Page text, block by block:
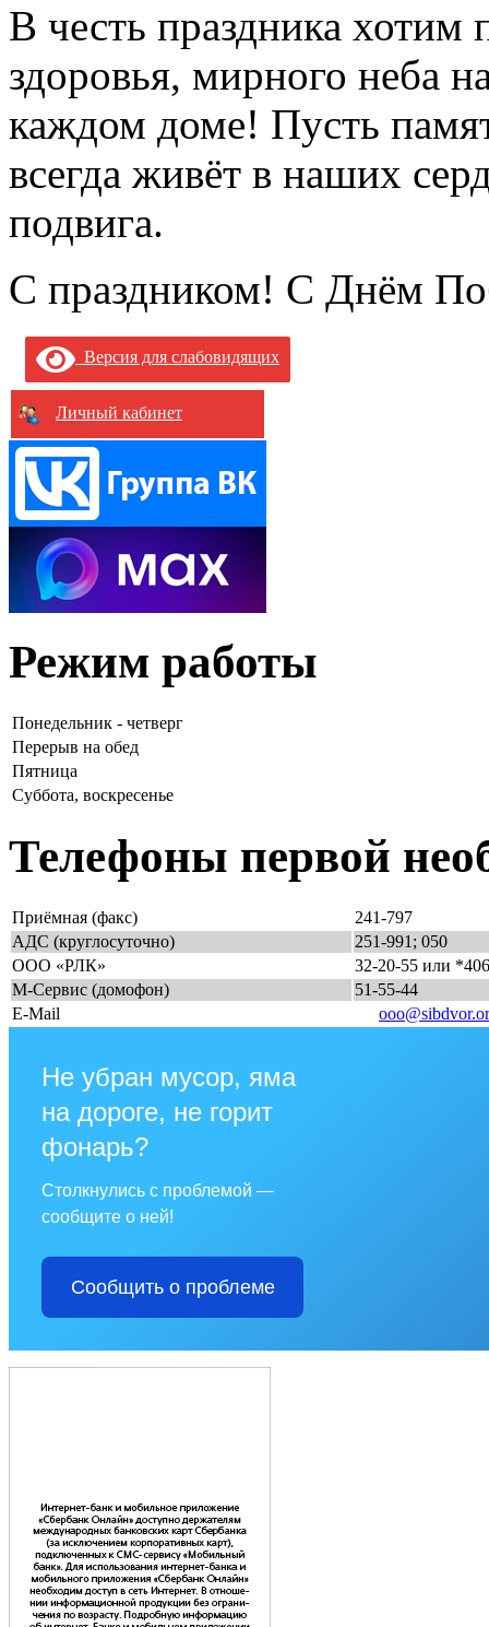
В честь праздника хотим
здоровья, мирного неба
каждом доме! Пусть
всегда живёт в наших
подвига.
С праздником! С Днём
Версия для слабовидящих
Личный кабинет
Режим работы
Понедельник - четверг
Перерыв на обед
Пятница
Суббота, воскресенье
Телефоны первой
Приёмная (факс)
241-797
АДС (круглосуточно)
251-991; 050
ООО «РЛК»
32-20-55 или *406
М-Сервис (домофон)
51-55-44
E-Mail
Не убран мусор, яма
на дороге, не горит
фонарь?
Столкнулись с проблемой —
сообщите о ней!
Сообщить о проблеме